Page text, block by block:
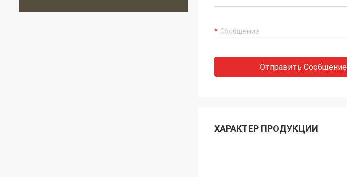
Отправить Сообщение
ХАРАКТЕР ПРОДУКЦИИ